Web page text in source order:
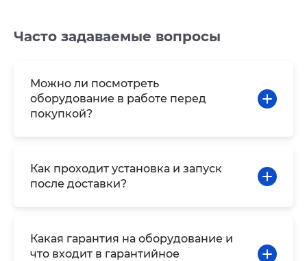
Часто задаваемые вопросы
Можно ли посмотреть
оборудование в работе перед
покупкой?
Как проходит установка и запуск
после доставки?
Какая гарантия на оборудование и
что входит в гарантийное